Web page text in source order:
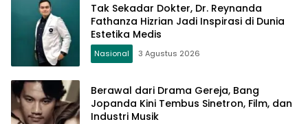
Tak Sekadar Dokter, Dr. Reynanda
Fathanza Hizrian Jadi Inspirasi di Dunia
Estetika Medis
Nasional 3 Agustus 2026
Berawal dari Drama Gereja, Bang
Jopanda Kini Tembus Sinetron, Film, dan
Industri Musik